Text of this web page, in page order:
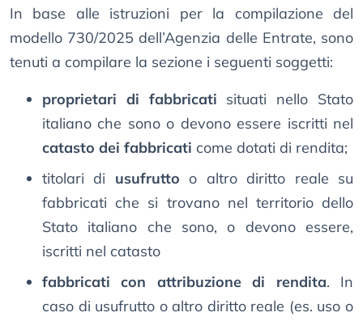
In base alle istruzioni per la compilazione del
modello 730/2025 dell’Agenzia delle Entrate, sono
tenuti a compilare la sezione i seguenti soggetti:
proprietari di fabbricati situati nello Stato
italiano che sono o devono essere iscritti nel
catasto dei fabbricati come dotati di rendita;
titolari di usufrutto o altro diritto reale su
fabbricati che si trovano nel territorio dello
Stato italiano che sono, o devono essere,
iscritti nel catasto
fabbricati con attribuzione di rendita. In
caso di usufrutto o altro diritto reale (es. uso o